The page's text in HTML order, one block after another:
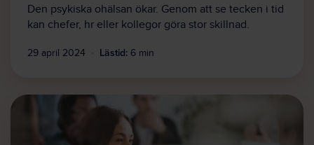
Den psykiska ohälsan ökar. Genom att se tecken i tid
kan chefer, hr eller kollegor göra stor skillnad.
29 april 2024 Lästid: 6 min